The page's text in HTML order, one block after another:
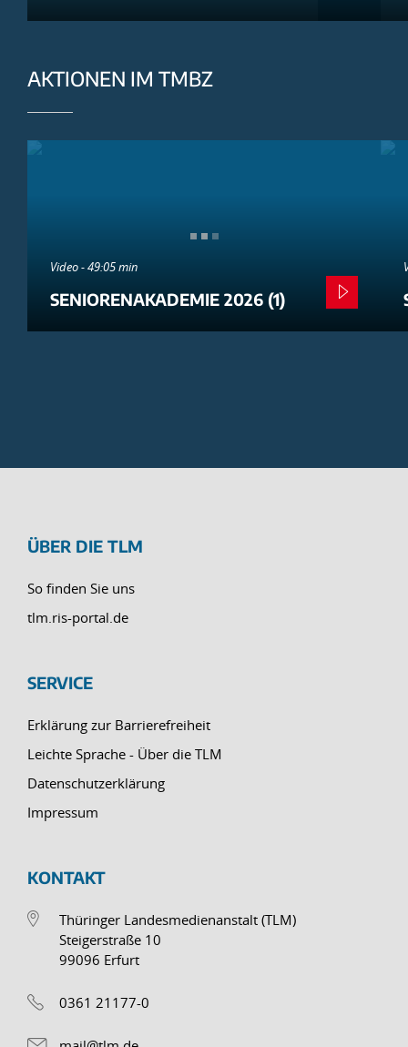
AKTIONEN IM TMBZ
Video - 49:05 min
SENIORENAKADEMIE 2026 (1)
ÜBER DIE TLM
So finden Sie uns
tlm.ris-portal.de
SERVICE
Erklärung zur Barrierefreiheit
Leichte Sprache - Über die TLM
Datenschutzerklärung
Impressum
KONTAKT
Thüringer Landesmedienanstalt (TLM)
Steigerstraße 10
99096 Erfurt
0361 21177-0